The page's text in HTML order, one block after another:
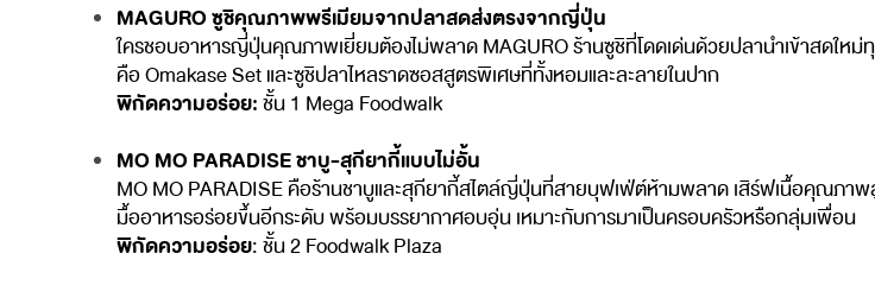
MAGURO ซูชิคุณภาพพรีเมียมจากปลาสดส่งตรงจากญี่ปุ่น
ใครชอบอาหารญี่ปุ่นคุณภาพเยี่ยมต้องไม่พลาด MAGURO ร้านซูชิที่โดดเด่นด้วยปลานำเข้าสดให
คือ Omakase Set และซูชิปลาไหลราดซอสสูตรพิเศษที่ทั้งหอมและละลายในปาก
พิกัดความอร่อย:ชั้น 1 Mega Foodwalk
MO MO PARADISE ชาบู-สุกียากี้แบบไม่อั้น
MO MO PARADISE คือร้านชาบูและสุกียากี้สไตล์ญี่ปุ่นที่สายบุฟเฟ่ต์ห้ามพลาด เสิร์ฟเนื้อคุณภา
มื้ออาหารอร่อยขึ้นอีกระดับ พร้อมบรรยากาศอบอุ่น เหมาะกับการมาเป็นครอบครัวหรือกลุ่มเพื่อน
พิกัดความอร่อย: ชั้น 2 Foodwalk Plaza